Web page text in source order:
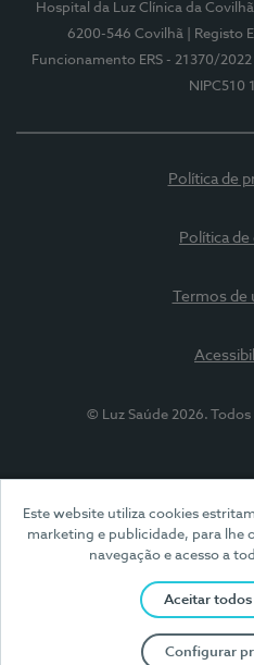
Este website utiliza cookies
marketing e publicidade, para lhe
navegação e acesso a
Aceitar todos
Configurar
Hospital da Luz Clínica da Covilhã
6200-546 Covilhã
| Registo
Funcionamento ERS - 21370/2022
NIPC510
Política de
Política
Termos de
© Luz Saúde 2026.